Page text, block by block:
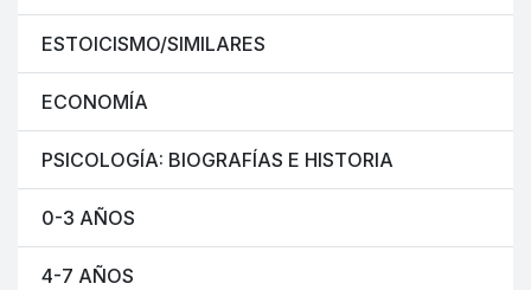
ESTOICISMO/SIMILARES
ECONOMÍA
PSICOLOGÍA: BIOGRAFÍAS E HISTORIA
0-3 AÑOS
4-7 AÑOS